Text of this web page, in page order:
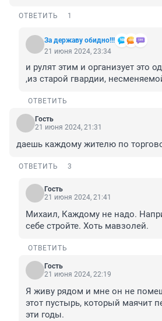
ОТВЕТИТЬ 1
За державу обидно!!!
21 июня 2024, 23:34
и рулят этим и организует это
,из старой гвардии,
ОТВЕТИТЬ
Гость
21 июня 2024, 21:31
даешь каждому жителю по
ОТВЕТИТЬ 3
Гость
21 июня 2024, 21:41
Михаил, Каждому не надо.
себе стройте. Хоть мавзолей.
ОТВЕТИТЬ
Гость
21 июня 2024, 22:19
Я живу рядом и мне он не
этот пустырь, который маячит
эти годы.